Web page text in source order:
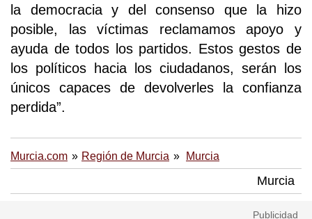
la democracia y del consenso que la hizo
posible, las víctimas reclamamos apoyo y
ayuda de todos los partidos. Estos gestos de
los políticos hacia los ciudadanos, serán los
únicos capaces de devolverles la confianza
perdida”.
Murcia.com Región de Murcia Murcia
Murcia